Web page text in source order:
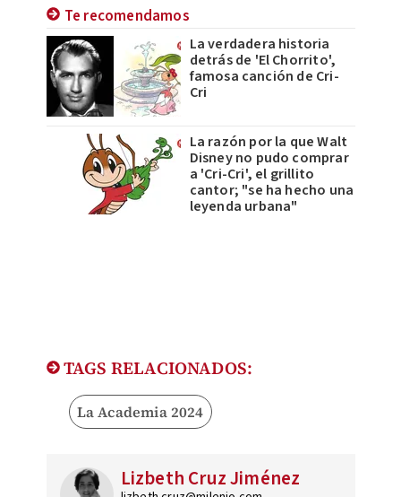
Te recomendamos
La verdadera historia
detrás de 'El Chorrito',
famosa canción de Cri-
Cri
La razón por la que Walt
Disney no pudo comprar
a 'Cri-Cri', el grillito
cantor; "se ha hecho una
leyenda urbana"
TAGS RELACIONADOS:
La Academia 2024
Lizbeth Cruz Jiménez